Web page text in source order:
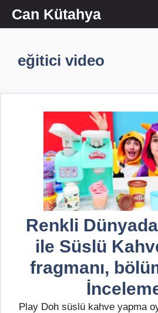
İçeriğe
atlaCan Kütahya
eğitici video
Renkli
ile Süslü
fragmanı,
Play Doh süslü kahve yapma